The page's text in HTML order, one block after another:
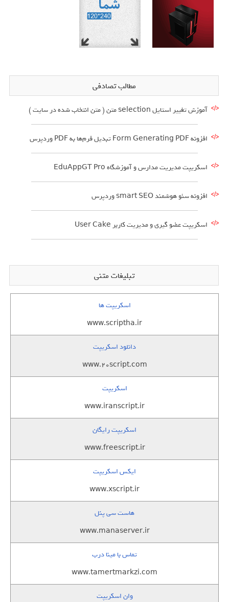
مطالب تصادفی
آموزش تغییر استایل selection متن ( متن انتخاب شده در سایت )
افزونه Form Generating PDF تبدیل فرم‌ها به PDF وردپرس
اسکریپت مدیریت مدارس و آموزشگاه EduAppGT Pro
افزونه سئو هوشمند smart SEO وردپرس
اسکریپت عضو گیری و مدیریت کاربر User Cake
تبلیغات متنی
اسکریپت ها
www.scriptha.ir
دانلود اسکریپت
www.20script.com
اسکریپت
www.iranscript.ir
اسکریپت رایگان
www.freescript.ir
ایکس اسکریپت
www.xscript.ir
هاست سی پنل
www.manaserver.ir
تماس با مینا درب
www.tamertmarkzi.com
وان اسکریپت